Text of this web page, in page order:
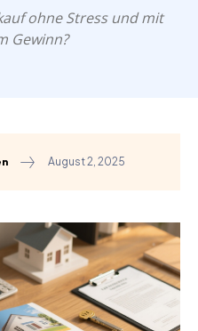
ohne Stress und mit
Gewinn?
August 2, 2025